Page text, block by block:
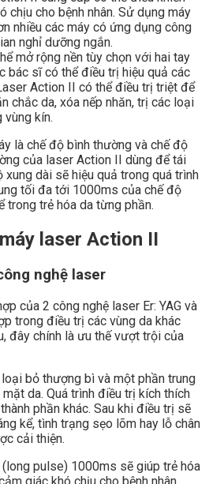
chịu cho bệnh nhân. Sử dụng máy
nhiều các máy có ứng dụng công
nghỉ dưỡng ngắn.
mở rộng nền tùy chọn với hai tay
bác sĩ có thể điều trị hiệu quả các
Action II có thể điều trị triệt để
chắc da, xóa nếp nhăn, trị các loại
vùng kín.
là chế độ bình thường và chế độ
của laser Action II dùng để tái
dài sẽ hiệu quả trong quá trình
tối đa tới 1000ms của chế độ
trong trẻ hóa da từng phần.
laser Action II
nghệ laser
của 2 công nghệ laser Er: YAG và
trong điều trị các vùng da khác
đây chính là ưu thế vượt trội của
bỏ thượng bì và một phần trung
da. Quá trình điều trị kích thích
phần khác. Sau khi điều trị sẽ
kể, tình trạng sẹo lõm hay lỗ chân
cải thiện.
pulse) 1000ms sẽ giúp trẻ hóa